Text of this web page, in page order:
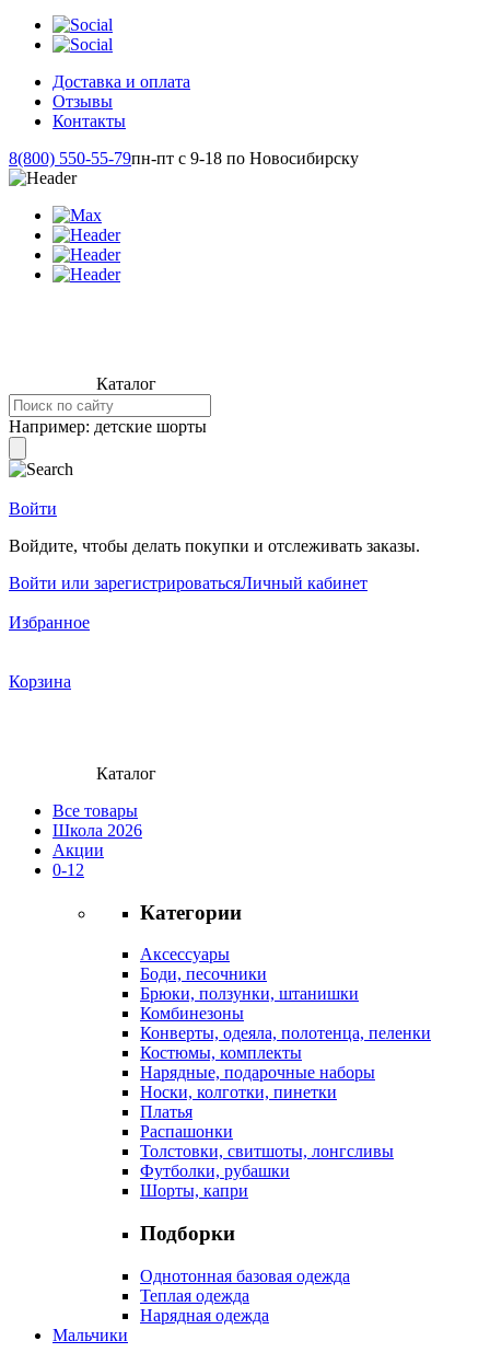
Доставка и оплата
Отзывы
Контакты
8(800) 550-55-79пн-пт с 9-18 по Новосибирску
Каталог
Например: детские шорты
Войти
Войдите, чтобы делать покупки и отслеживать заказы.
Войти или зарегистрироватьсяЛичный кабинет
Избранное
Корзина
Каталог
Все товары
Школа 2026
Акции
0-12
Категории
Аксессуары
Боди, песочники
Брюки, ползунки, штанишки
Комбинезоны
Конверты, одеяла, полотенца, пеленки
Костюмы, комплекты
Нарядные, подарочные наборы
Носки, колготки, пинетки
Платья
Распашонки
Толстовки, свитшоты, лонгсливы
Футболки, рубашки
Шорты, капри
Подборки
Однотонная базовая одежда
Теплая одежда
Нарядная одежда
Мальчики